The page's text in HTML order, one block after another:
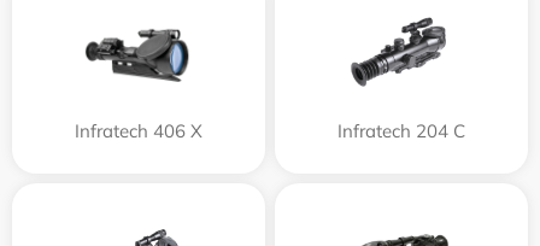
Infratech 406 Х Infratech 204 С